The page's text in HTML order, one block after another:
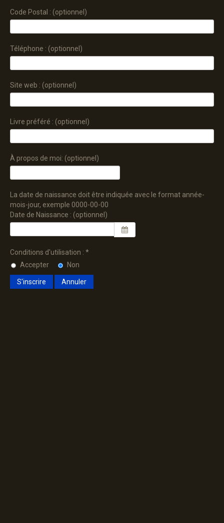
Code Postal : (optionnel)
Téléphone : (optionnel)
Site web : (optionnel)
Livre préféré : (optionnel)
À propos de moi: (optionnel)
La date de naissance doit être indiquée avec le format année-
mois-jour, exemple 0000-00-00
Date de Naissance : (optionnel)
Conditions d'utilisation : *
Accepter
Non
S'inscrire Annuler